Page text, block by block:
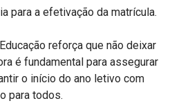
para a efetivação da matrícula.
reforça que não deixar
é fundamental para assegurar
o início do ano letivo com
para todos.